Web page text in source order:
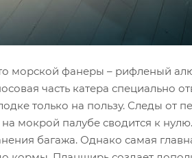
морской фанеры – рифленый
часть катера специально
только на пользу. Следы от
мокрой палубе сводится к
багажа. Однако самая